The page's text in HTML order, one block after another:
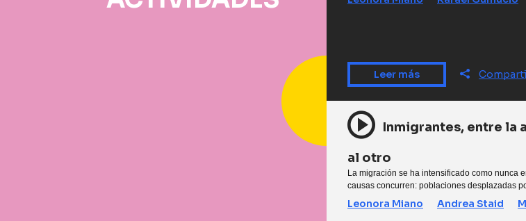
Leer más
Inmigrantes, entre la
al otro
La migración se ha intensificado como nunca
causas concurren: poblaciones desplazadas
Leonora Miano Andrea Staid